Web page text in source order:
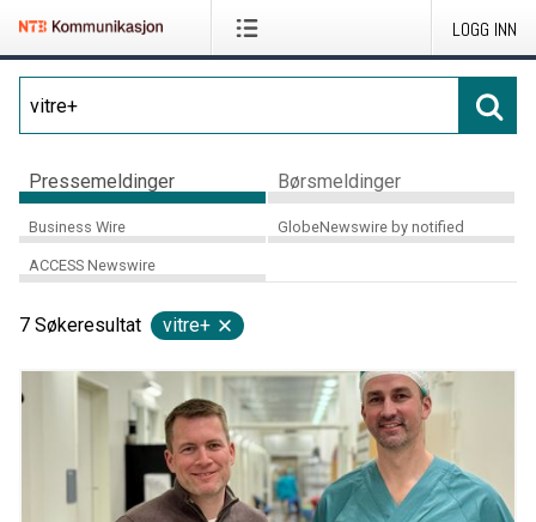
LOGG INN
Pressemeldinger Børsmeldinger
Business Wire GlobeNewswire by notified
ACCESS Newswire
7 Søkeresultat vitre+